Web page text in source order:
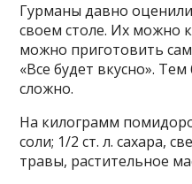
Гурманы давно
своем столе. Их можно
можно приготовить
«Все будет вкусно».
сложно.
На килограмм
соли; 1/2 ст. л. сахара,
травы, растительное